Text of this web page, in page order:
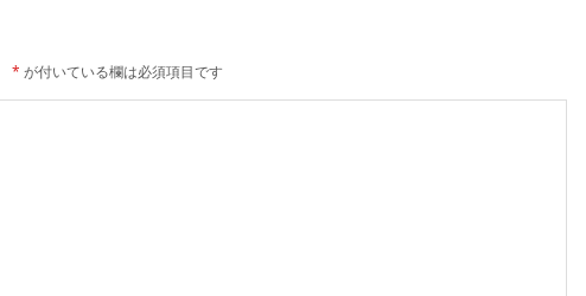
* が付いている欄は必須項目です